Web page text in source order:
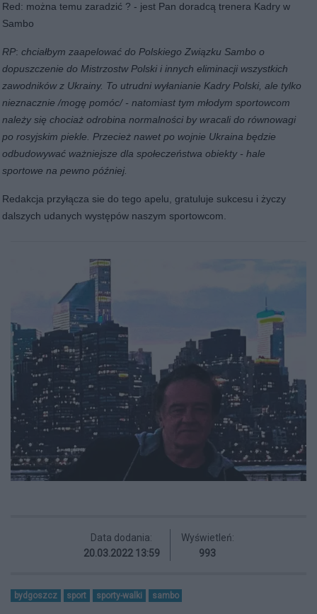
Red: można temu zaradzić ? - jest Pan doradcą trenera Kadry w
Sambo
RP: chciałbym zaapelować do Polskiego Związku Sambo o
dopuszczenie do Mistrzostw Polski i innych eliminacji wszystkich
zawodników z Ukrainy. To utrudni wyłanianie Kadry Polski, ale tylko
nieznacznie /mogę pomóc/ - natomiast tym młodym sportowcom
należy się chociaż odrobina normalności by wracali do równowagi
po rosyjskim piekle. Przecież nawet po wojnie Ukraina będzie
odbudowywać ważniejsze dla społeczeństwa obiekty - hale
sportowe na pewno później.
Redakcja przyłącza sie do tego apelu, gratuluje sukcesu i życzy
dalszych udanych występów naszym sportowcom.
Data dodania:
20.03.2022 13:59
Wyświetleń:
993
bydgoszcz sport sporty-walki sambo